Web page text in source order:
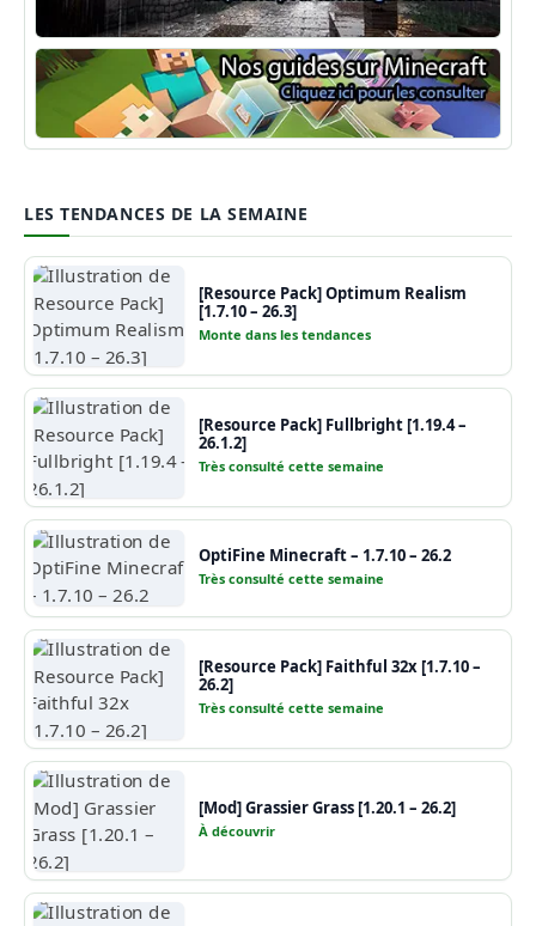
Shaders Minecraft
Guide Minecraft
LES TENDANCES DE LA SEMAINE
[Resource Pack] Optimum Realism
[1.7.10 – 26.3]
Monte dans les tendances
[Resource Pack] Fullbright [1.19.4 –
26.1.2]
Très consulté cette semaine
OptiFine Minecraft – 1.7.10 – 26.2
Très consulté cette semaine
[Resource Pack] Faithful 32x [1.7.10 –
26.2]
Très consulté cette semaine
[Mod] Grassier Grass [1.20.1 – 26.2]
À découvrir